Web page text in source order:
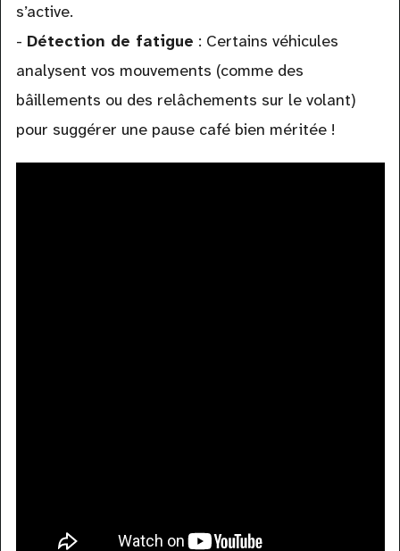
s’active.
- Détection de fatigue : Certains véhicules
analysent vos mouvements (comme des
bâillements ou des relâchements sur le volant)
pour suggérer une pause café bien méritée !